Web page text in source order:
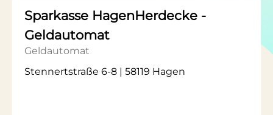
Sparkasse HagenHerdecke -
Geldautomat
Geldautomat
Stennertstraße 6-8 | 58119 Hagen